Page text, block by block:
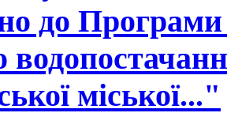
до Програми
міської..."